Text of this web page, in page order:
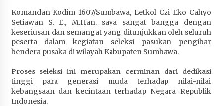
Wabup Ansori Apresiasi Rekomendasi dan
Pandangan Fraksi – Fraksi DPRD Sumbawa
4 minggu ago
Bupati Sumbawa Lepas 487 Atlet dari Berbagai
Cabor yang Akan Berjuang pada PORPROV XII
NTB 2026
4 minggu ago
Komandan Kodim 1607/Sumbawa, Letkol Czi Eko Cahyo
Setiawan S. E., M.Han. saya sangat bangga dengan
keseriusan dan semangat yang ditunjukkan oleh seluruh
peserta dalam kegiatan seleksi pasukan pengibar
bendera pusaka di wilayah Kabupaten Sumbawa.
Proses seleksi ini merupakan cerminan dari dedikasi
tinggi para generasi muda terhadap nilai-nilai
kebangsaan dan kecintaan terhadap Negara Republik
Indonesia.